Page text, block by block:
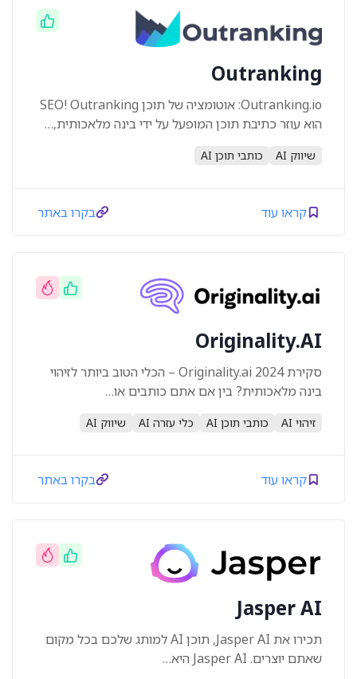
Outranking
Outranking.io: אוטומציה של תוכן SEO! Outranking
הוא עוזר כתיבת תוכן המופעל על ידי בינה מלאכותית,…
שיווק AI כותבי תוכן AI
קראו עוד בקרו באתר
Originality.AI
סקירת Originality.ai 2024 – הכלי הטוב ביותר לזיהוי
בינה מלאכותית? בין אם אתם כותבים או…
זיהוי AI כותבי תוכן AI כלי עזרה AI שיווק AI
קראו עוד בקרו באתר
Jasper AI
תכירו את Jasper AI, תוכן AI למותג שלכם בכל מקום
שאתם יוצרים. Jasper AI היא…